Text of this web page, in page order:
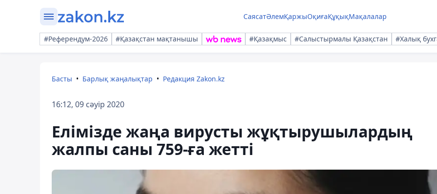
СаясатӘлемҚаржыОқиғаҚұқықМақалалар
#Референдум-2026 #Қазақстан мақтанышы #Қазақмыс #Салыстырмалы Қазақстан #Халық
Басты Барлық жаңалықтар Редакция Zakon.kz
16:12, 09 сәуір 2020
Елімізде жаңа вирусты жұқтырушылардың
жалпы саны 759-ға жетті